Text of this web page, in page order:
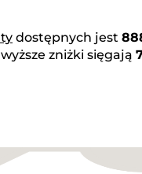
dostępnych jest
zniżki sięgają